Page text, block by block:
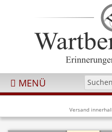
MENÜ
Versand